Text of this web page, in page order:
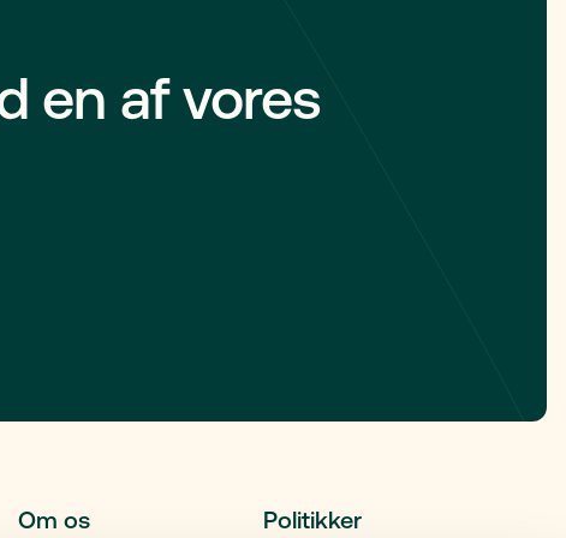
en af vores
Om os Politikker